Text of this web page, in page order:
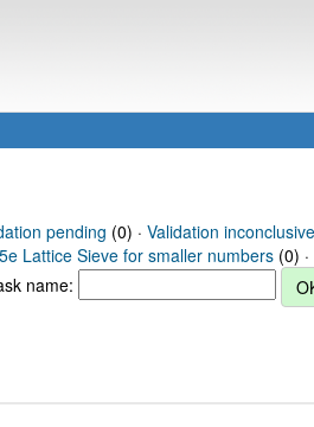
pending (0) · Validation inconclusive
Lattice Sieve for smaller numbers (0) ·
name: